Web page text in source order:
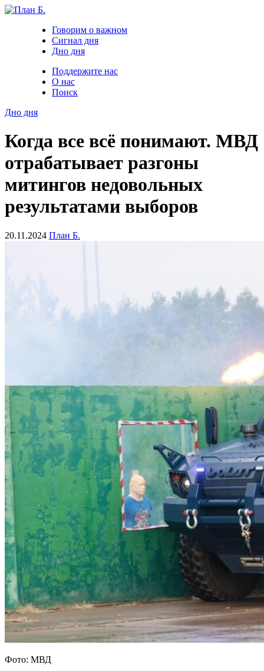
Говорим о важном
Сигнал дня
Дно дня
Поддержите нас
О нас
Поиск
Дно дня
Когда все всё понимают. МВД
отрабатывает разгоны
митингов недовольных
результатами выборов
20.11.2024 План Б.
Фото: МВД